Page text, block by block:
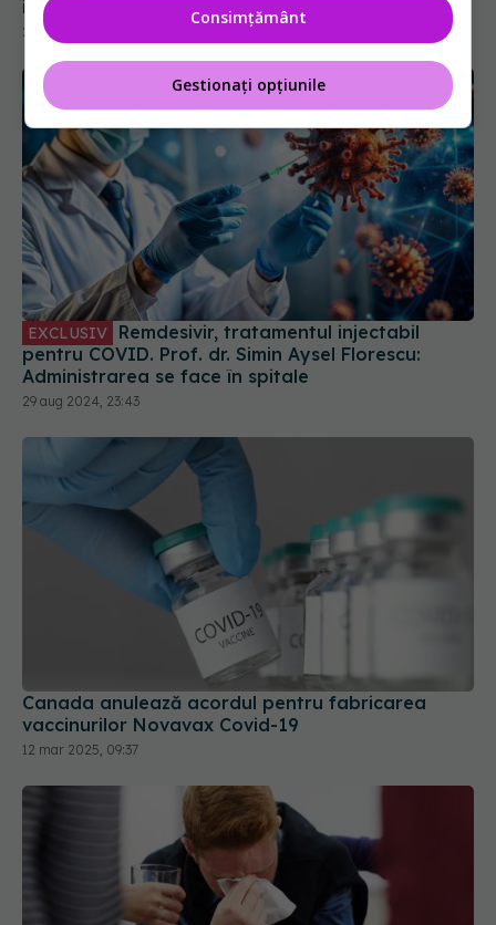
infecțiile. Care sunt simptomele
28 mai 2025, 17:14
EXCLUSIV
pentru COVID. Prof. dr. Simin Aysel Florescu:
Administrarea se face în spitale
29 aug 2024, 23:43
Canada anulează acordul pentru fabricarea
vaccinurilor Novavax Covid-19
12 mar 2025, 09:37
Consimțământ
Gestionați opțiunile